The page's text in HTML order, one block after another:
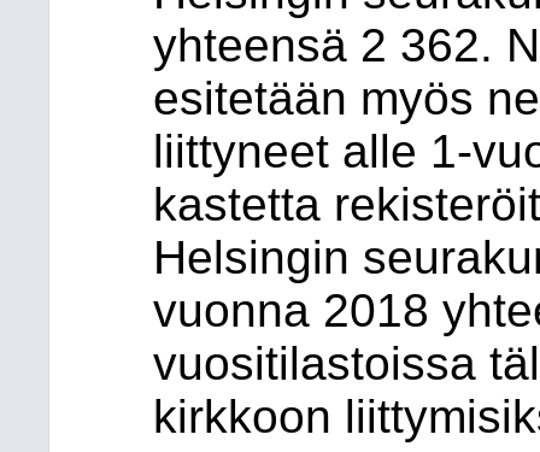
yhteensä 2 362.
esitetään myös
liittyneet alle 1-
kastetta
Helsingin
vuonna 2018
vuositilastoissa
kirkkoon